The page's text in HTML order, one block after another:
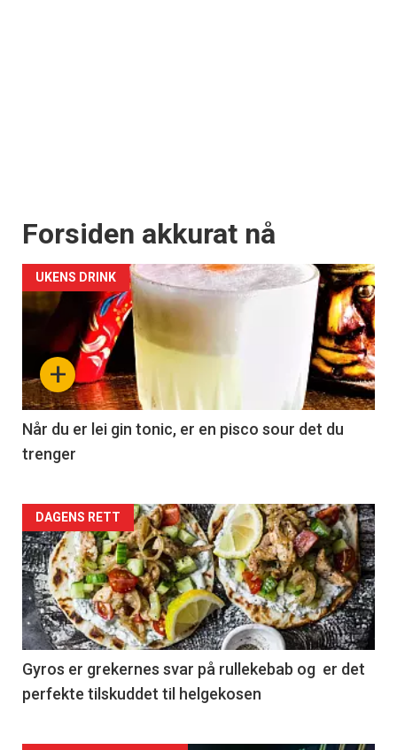
Forsiden akkurat nå
+
UKENS DRINK
Når du er lei gin tonic, er en pisco sour det du
trenger
Forsiden
akkurat
nå
-
2
DAGENS RETT
Gyros er grekernes svar på rullekebab og er det
perfekte tilskuddet til helgekosen